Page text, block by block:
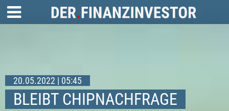
20.05.2022 | 05:45
BLEIBT CHIPNACHFRAGE